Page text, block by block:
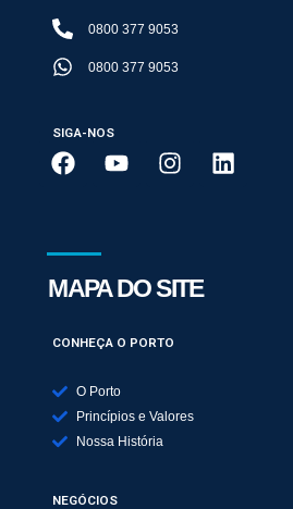
0800 377 9053
0800 377 9053
SIGA-NOS
MAPA DO SITE
CONHEÇA O PORTO
O Porto
Princípios e Valores
Nossa História
NEGÓCIOS